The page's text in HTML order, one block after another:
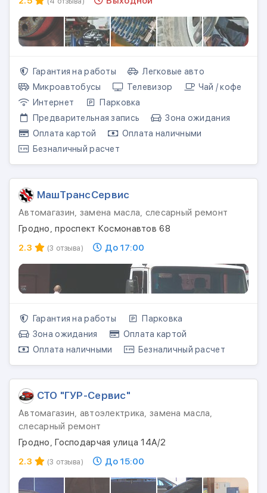
Гарантия на работы
Легковые авто
Микроавтобусы
Телевизор
Чай / кофе
Интернет
Парковка
Предварительная запись
Зона ожидания
Оплата картой
Оплата наличными
Безналичный расчет
МашТрансСервис
Автомагазин, замена масла, слесарный ремонт
Гродно, проспект Космонавтов 68
2.3
(3 отзыва) До 17:00
Гарантия на работы
Парковка
Зона ожидания
Оплата картой
Оплата наличными
Безналичный расчет
СТО "ГУР-Сервис"
Автомагазин, автоэлектрика, замена масла,
слесарный ремонт
Гродно, Господарчая улица 14А/2
2.3
(3 отзыва) До 15:00